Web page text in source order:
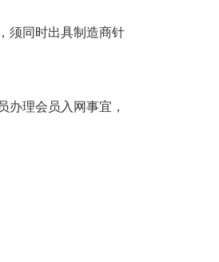
须同时出具制造商针
办理会员入网事宜，